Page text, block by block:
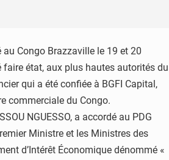
au Congo Brazzaville le 19 et 20
état, aux plus hautes autorités du
qui a été confiée à BGFI Capital,
commerciale du Congo.
NGUESSO, a accordé au PDG
Ministre et les Ministres des
d’Intérêt Économique dénommé «